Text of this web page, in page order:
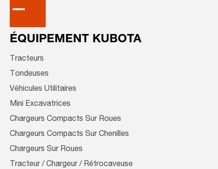
ÉQUIPEMENT KUBOTA
Tracteurs
Tondeuses
Véhicules Utilitaires
Mini Excavatrices
Chargeurs Compacts Sur Roues
Chargeurs Compacts Sur Chenilles
Chargeurs Sur Roues
Tracteur / Chargeur / Rétrocaveuse